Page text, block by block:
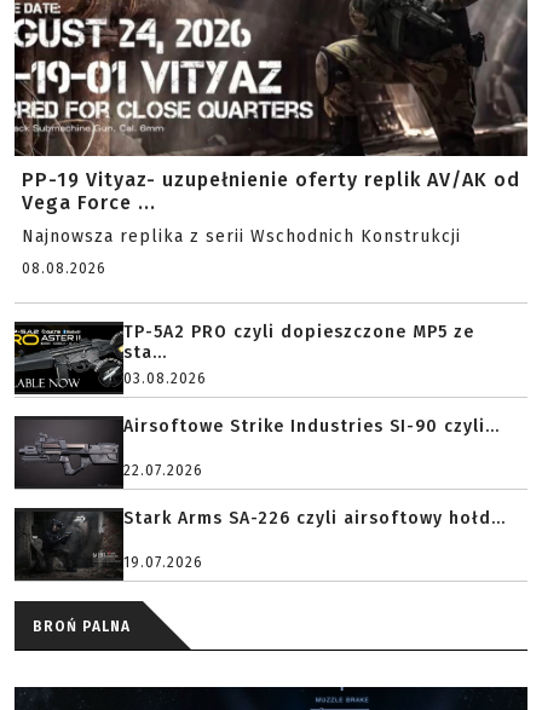
PP-19 Vityaz- uzupełnienie oferty replik AV/AK od
Vega Force ...
Najnowsza replika z serii Wschodnich Konstrukcji
08.08.2026
TP-5A2 PRO czyli dopieszczone MP5 ze
sta...
03.08.2026
Airsoftowe Strike Industries SI-90 czyli...
22.07.2026
Stark Arms SA-226 czyli airsoftowy hołd...
19.07.2026
BROŃ PALNA